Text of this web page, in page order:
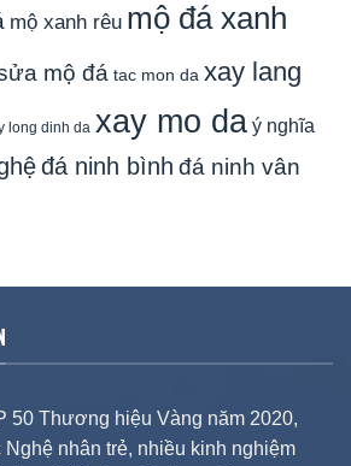
mộ xanh rêu mộ đá xanh
mộ đá tac mon da xay lang
long dinh da xay mo da ý nghĩa
đá ninh bình đá ninh vân
50 Thương hiệu Vàng năm 2020,
nhân trẻ, nhiều kinh nghiệm